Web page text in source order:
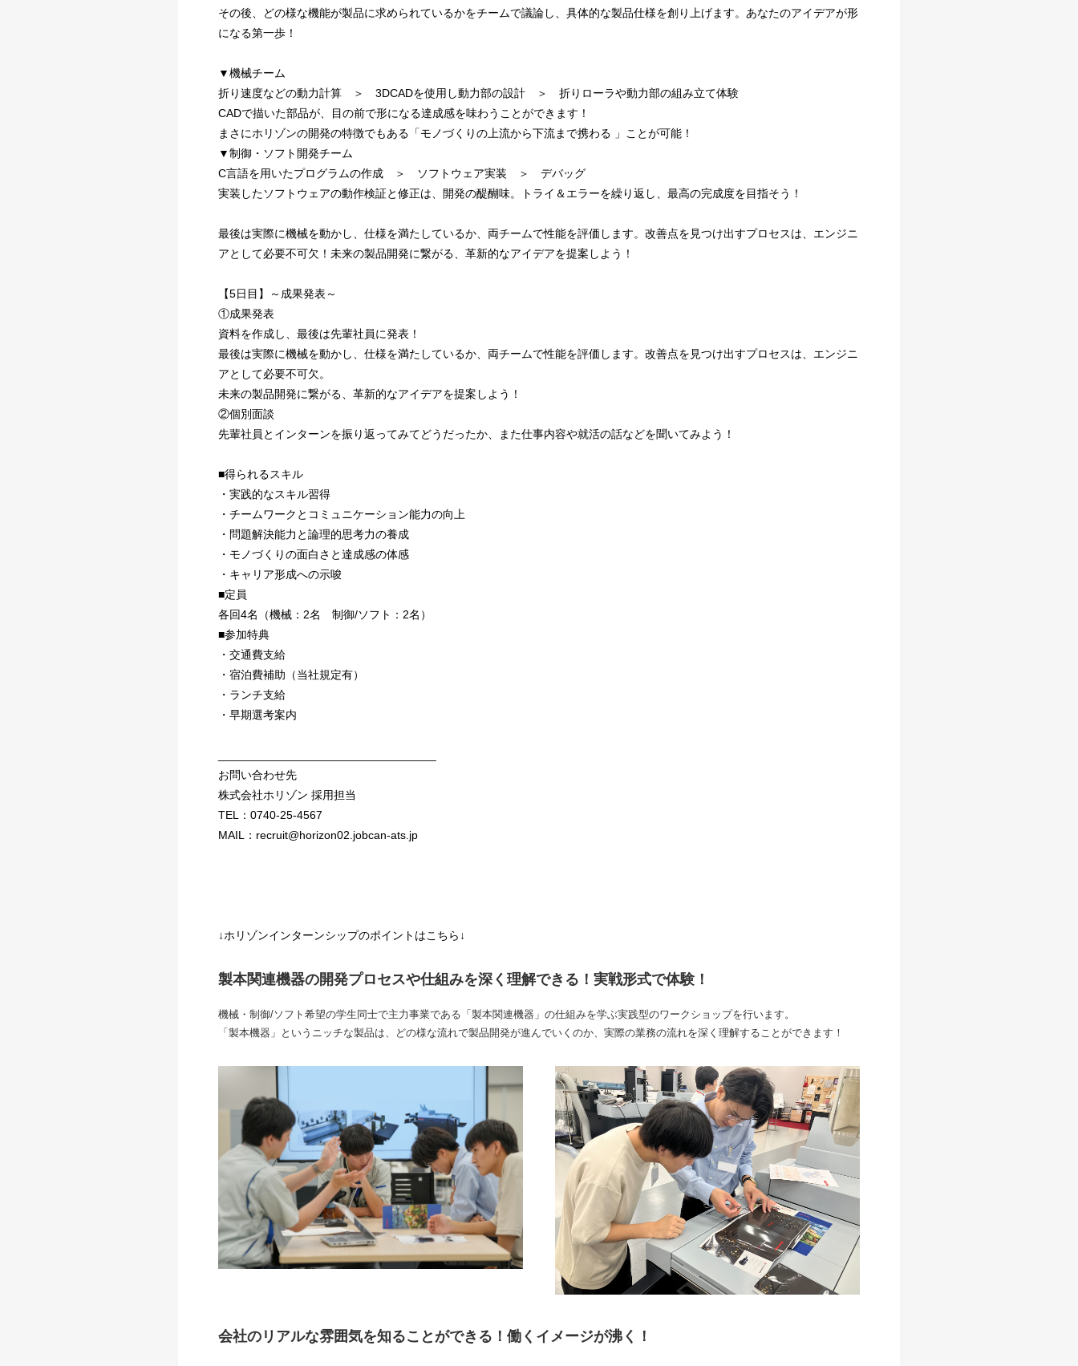
その後、どの様な機能が製品に求められているかをチームで議論し、具体的な製品仕様を創り上げます。あなたのアイデアが形
になる第一歩！
▼機械チーム
折り速度などの動力計算 ＞ 3DCADを使用し動力部の設計 ＞ 折りローラや動力部の組み立て体験
CADで描いた部品が、目の前で形になる達成感を味わうことができます！
まさにホリゾンの開発の特徴でもある「モノづくりの上流から下流まで携わる 」ことが可能！
▼制御・ソフト開発チーム
C言語を用いたプログラムの作成 ＞ ソフトウェア実装 ＞ デバッグ
実装したソフトウェアの動作検証と修正は、開発の醍醐味。トライ＆エラーを繰り返し、最高の完成度を目指そう！
最後は実際に機械を動かし、仕様を満たしているか、両チームで性能を評価します。改善点を見つけ出すプロセスは、エンジニ
アとして必要不可欠！未来の製品開発に繋がる、革新的なアイデアを提案しよう！
【5日目】～成果発表～
①成果発表
資料を作成し、最後は先輩社員に発表！
最後は実際に機械を動かし、仕様を満たしているか、両チームで性能を評価します。改善点を見つけ出すプロセスは、エンジニ
アとして必要不可欠。
未来の製品開発に繋がる、革新的なアイデアを提案しよう！
②個別面談
先輩社員とインターンを振り返ってみてどうだったか、また仕事内容や就活の話などを聞いてみよう！
■得られるスキル
・実践的なスキル習得
・チームワークとコミュニケーション能力の向上
・問題解決能力と論理的思考力の養成
・モノづくりの面白さと達成感の体感
・キャリア形成への示唆
■定員
各回4名（機械：2名 制御/ソフト：2名）
■参加特典
・交通費支給
・宿泊費補助（当社規定有）
・ランチ支給
・早期選考案内
お問い合わせ先
株式会社ホリゾン 採用担当
TEL：0740-25-4567
MAIL：recruit@horizon02.jobcan-ats.jp
↓ホリゾンインターンシップのポイントはこちら↓
製本関連機器の開発プロセスや仕組みを深く理解できる！実戦形式で体験！
機械・制御/ソフト希望の学生同士で主力事業である「製本関連機器」の仕組みを学ぶ実践型のワークショップを行います。
「製本機器」というニッチな製品は、どの様な流れで製品開発が進んでいくのか、実際の業務の流れを深く理解することができます！
会社のリアルな雰囲気を知ることができる！働くイメージが沸く！